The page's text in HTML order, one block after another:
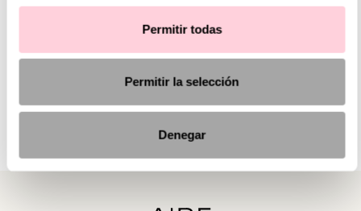
Permitir todas
Permitir la selección
Denegar